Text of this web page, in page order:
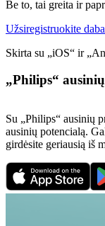
Be to, tai greita ir
Užsiregistruokite
Skirta su „iOS“ ir
„Philips“
Su „Philips“ ausinių
ausinių potencialą.
girdėsite geriausią iš